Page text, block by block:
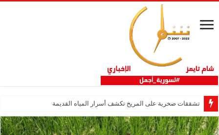
تشققات صخرية على المريخ تكشف أسرار المياه القديمة